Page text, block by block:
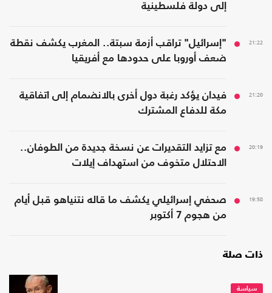
إلى دولة فلسطينية
21:22
"إسرائيل" تراقب أزمة سبتة.. المغرب يكشف نقطة
ضعف أوروبا على حدودها مع أفريقيا
21:20
فيدان يؤكد رغبة دول أخرى بالانضمام إلى اتفاقية
مكة للدفاع المشترك
20:19
مع تزايد التقديرات عن نسخة جديدة من الطوفان..
الاحتلال متخوف من استهداف إيلات
19:58
صحفي إسرائيلي يكشف ما قاله نتنياهو قبل أيام
من هجوم 7 أكتوبر
ذات صلة
سياسة